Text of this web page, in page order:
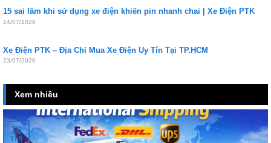
15 sai lầm khi sử dụng xe điện khiến pin nhanh chai | Xe Điện PTK
24/07/2026
Xe Điện PTK – Địa Chỉ Mua Xe Điện Uy Tín Tại TP.HCM
23/07/2026
Xem nhiều
16
Th9